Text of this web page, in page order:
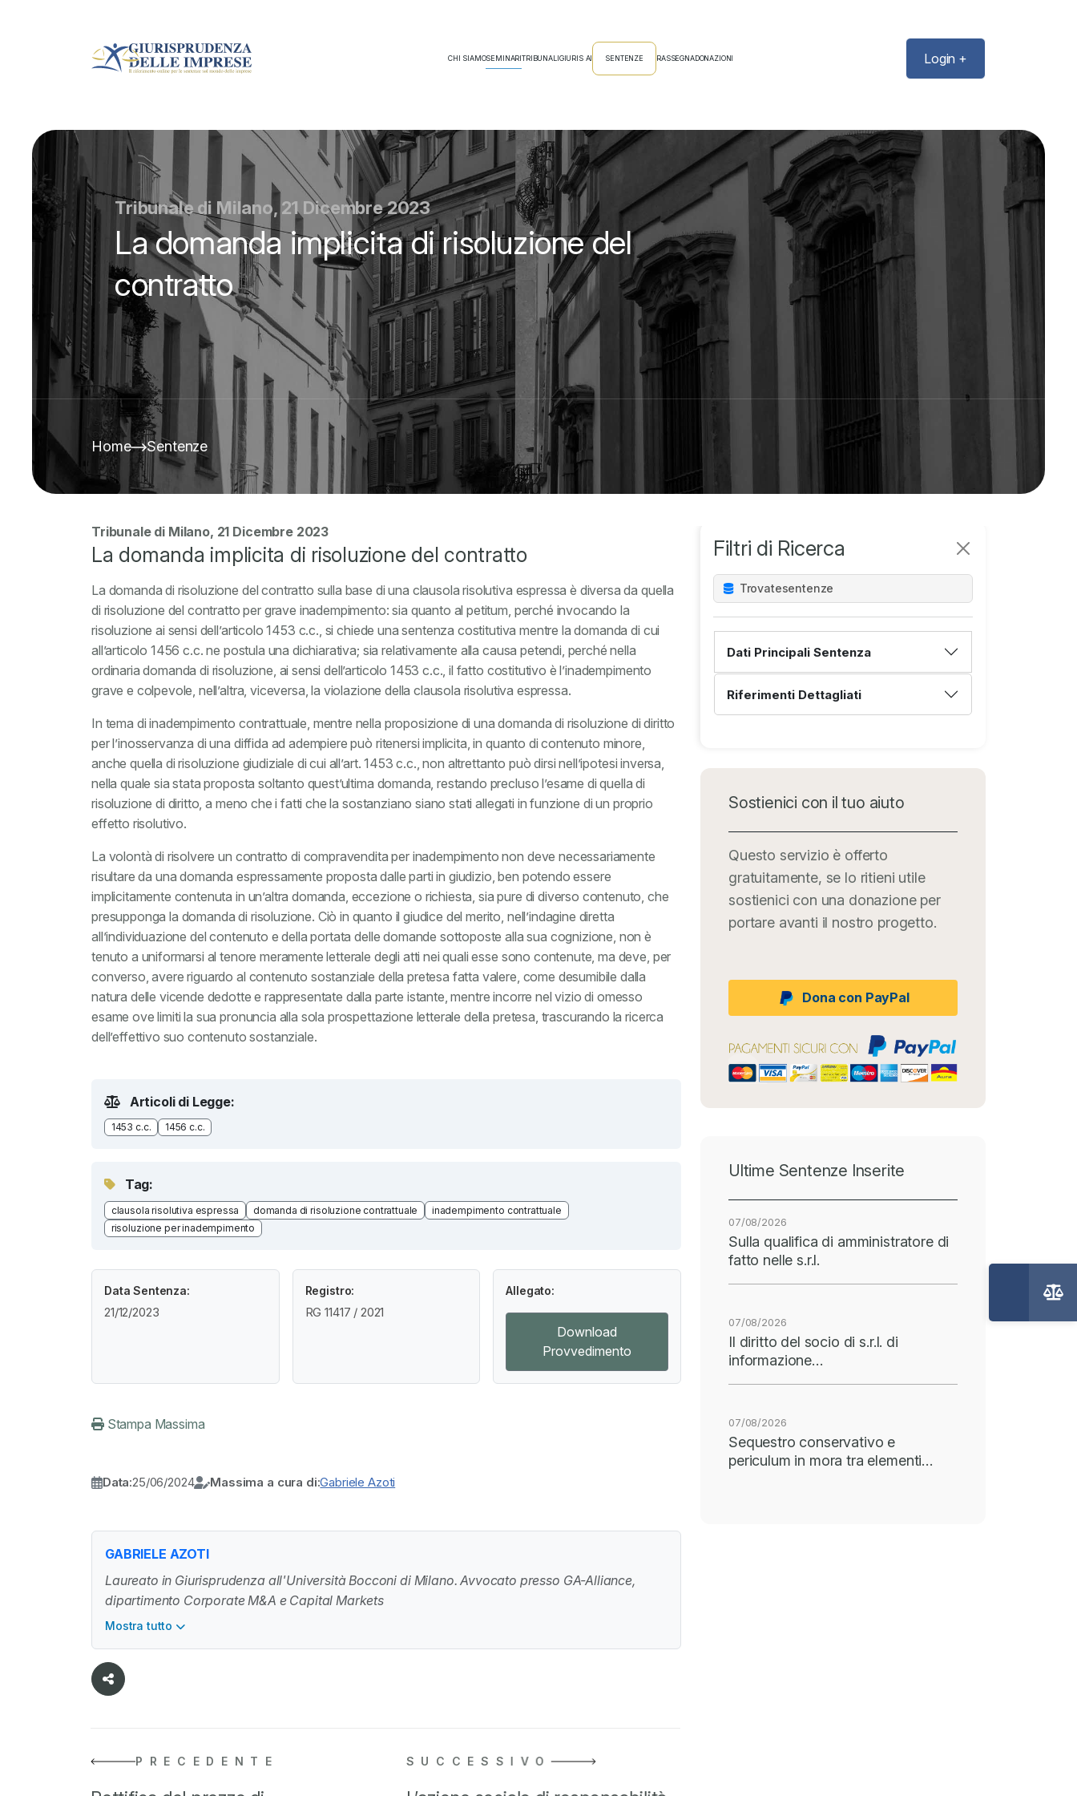
CHI SIAMOSEMINARITRIBUNALIGIURIS AI SENTENZE RASSEGNADONAZIONI Login +
Tribunale di Milano, 21 Dicembre 2023
La domanda implicita di risoluzione del
contratto
Home Sentenze
Tribunale di Milano, 21 Dicembre 2023
La domanda implicita di risoluzione del contratto
La domanda di risoluzione del contratto sulla base di una clausola risolutiva espressa è diversa da quella
di risoluzione del contratto per grave inadempimento: sia quanto al petitum, perché invocando la
risoluzione ai sensi dell’articolo 1453 c.c., si chiede una sentenza costitutiva mentre la domanda di cui
all’articolo 1456 c.c. ne postula una dichiarativa; sia relativamente alla causa petendi, perché nella
ordinaria domanda di risoluzione, ai sensi dell’articolo 1453 c.c., il fatto costitutivo è l’inadempimento
grave e colpevole, nell’altra, viceversa, la violazione della clausola risolutiva espressa.
In tema di inadempimento contrattuale, mentre nella proposizione di una domanda di risoluzione di diritto
per l’inosservanza di una diffida ad adempiere può ritenersi implicita, in quanto di contenuto minore,
anche quella di risoluzione giudiziale di cui all’art. 1453 c.c., non altrettanto può dirsi nell’ipotesi inversa,
nella quale sia stata proposta soltanto quest’ultima domanda, restando precluso l’esame di quella di
risoluzione di diritto, a meno che i fatti che la sostanziano siano stati allegati in funzione di un proprio
effetto risolutivo.
La volontà di risolvere un contratto di compravendita per inadempimento non deve necessariamente
risultare da una domanda espressamente proposta dalle parti in giudizio, ben potendo essere
implicitamente contenuta in un’altra domanda, eccezione o richiesta, sia pure di diverso contenuto, che
presupponga la domanda di risoluzione. Ciò in quanto il giudice del merito, nell’indagine diretta
all’individuazione del contenuto e della portata delle domande sottoposte alla sua cognizione, non è
tenuto a uniformarsi al tenore meramente letterale degli atti nei quali esse sono contenute, ma deve, per
converso, avere riguardo al contenuto sostanziale della pretesa fatta valere, come desumibile dalla
natura delle vicende dedotte e rappresentate dalla parte istante, mentre incorre nel vizio di omesso
esame ove limiti la sua pronuncia alla sola prospettazione letterale della pretesa, trascurando la ricerca
dell’effettivo suo contenuto sostanziale.
Articoli di Legge:
1453 c.c. 1456 c.c.
Tag:
clausola risolutiva espressa domanda di risoluzione contrattuale
inadempimento contrattuale
risoluzione per inadempimento
Data Sentenza:
21/12/2023
Registro:
RG 11417 / 2021
Allegato:
Download
Provvedimento
Stampa Massima
Data:25/06/2024 Massima a cura di:Gabriele Azoti
GABRIELE AZOTI
Laureato in Giurisprudenza all'Università Bocconi di Milano. Avvocato presso GA-Alliance,
dipartimento Corporate M&A e Capital Markets
Mostra tutto
PRECEDENTE SUCCESSIVO
Filtri di Ricerca
Trovatesentenze
Dati Principali Sentenza
Riferimenti Dettagliati
Sostienici con il tuo aiuto
Questo servizio è offerto
gratuitamente, se lo ritieni utile
sostienici con una donazione per
portare avanti il nostro progetto.
Dona con PayPal
Ultime Sentenze Inserite
07/08/2026
Sulla qualifica di amministratore di
fatto nelle s.r.l.
07/08/2026
Il diritto del socio di s.r.l. di
informazione…
07/08/2026
Sequestro conservativo e
periculum in mora tra elementi…